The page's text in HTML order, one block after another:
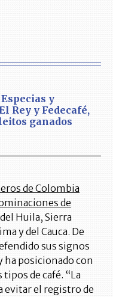
y
Rey y Fedecafé,
ganados
de Colombia
de
del Huila, Sierra
y del Cauca. De
sus signos
ha posicionado con
de café. “La
evitar el registro de